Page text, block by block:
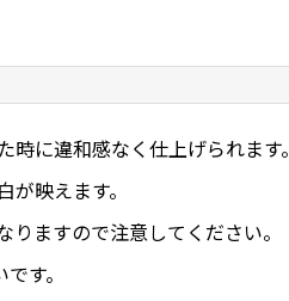
に違和感なく仕上げられます。
映えます。
ますので注意してください。
す。